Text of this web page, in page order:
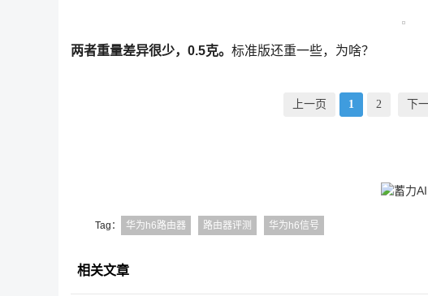
两者重量差异很少，0.5克。 标准版还重一些，为啥？
上一页 1 2 下
Tag： 华为h6路由器 路由器评测 华为h6信号
相关文章